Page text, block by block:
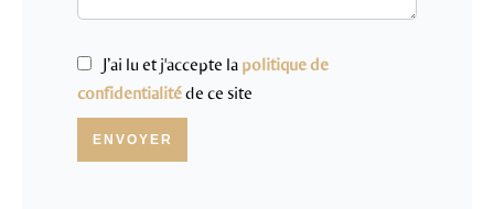
J’ai lu et j'accepte la politique de
confidentialitéde ce site
ENVOYER